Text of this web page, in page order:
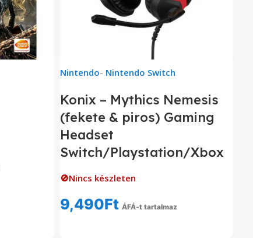
Nintendo- Nintendo Switch
Konix – Mythics Nemesis
(fekete & piros) Gaming
Headset
Switch/Playstation/Xbox
🚫Nincs készleten
9,490Ft ÁFÁ-t tartalmaz